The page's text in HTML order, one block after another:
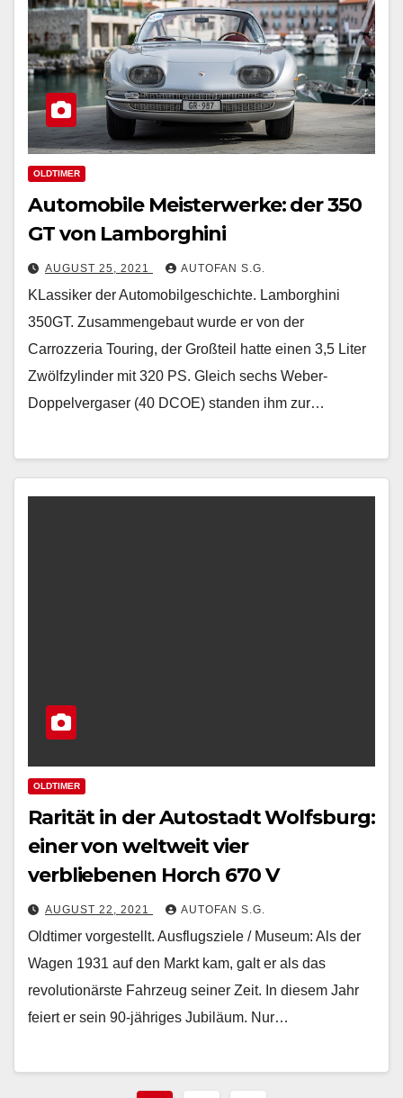
OLDTIMER
Automobile Meisterwerke: der 350
GT von Lamborghini
AUGUST 25, 2021 AUTOFAN S.G.
KLassiker der Automobilgeschichte. Lamborghini
350GT. Zusammengebaut wurde er von der
Carrozzeria Touring, der Großteil hatte einen 3,5 Liter
Zwölfzylinder mit 320 PS. Gleich sechs Weber-
Doppelvergaser (40 DCOE) standen ihm zur…
OLDTIMER
Rarität in der Autostadt Wolfsburg:
einer von weltweit vier
verbliebenen Horch 670 V
AUGUST 22, 2021 AUTOFAN S.G.
Oldtimer vorgestellt. Ausflugsziele / Museum: Als der
Wagen 1931 auf den Markt kam, galt er als das
revolutionärste Fahrzeug seiner Zeit. In diesem Jahr
feiert er sein 90-jähriges Jubiläum. Nur…